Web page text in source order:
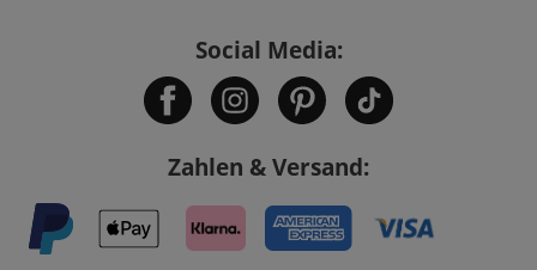
Social Media:
Zahlen & Versand: